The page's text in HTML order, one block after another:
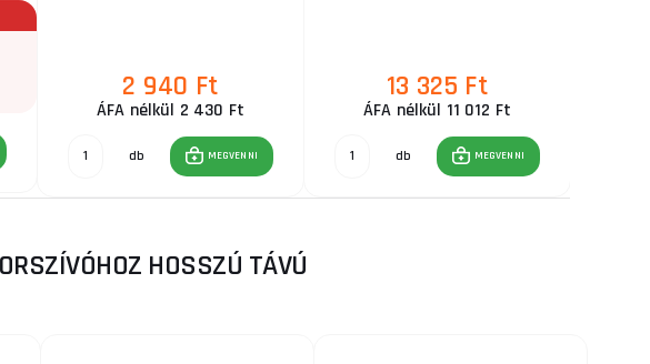
2 940 Ft
ÁFA nélkül 2 430 Ft
db MEGVENNI
13 325 Ft
ÁFA nélkül 11 012 Ft
db MEGVENNI
HOSSZÚ TÁVÚ